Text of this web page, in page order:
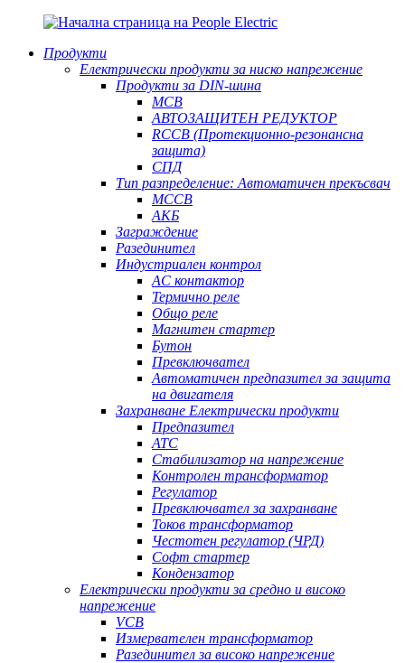
Продукти
Електрически продукти за ниско напрежение
Продукти за DIN-шина
MCB
АВТОЗАЩИТЕН РЕДУКТОР
RCCB (Протекционно-резонансна
защита)
СПД
Тип разпределение: Автоматичен прекъсвач
MCCB
АКБ
Заграждение
Разединител
Индустриален контрол
AC контактор
Термично реле
Общо реле
Магнитен стартер
Бутон
Превключвател
Автоматичен предпазител за защита
на двигателя
Захранване Електрически продукти
Предпазител
АТС
Стабилизатор на напрежение
Контролен трансформатор
Регулатор
Превключвател за захранване
Токов трансформатор
Честотен регулатор (ЧРД)
Софт стартер
Кондензатор
Електрически продукти за средно и високо
напрежение
VCB
Измервателен трансформатор
Разединител за високо напрежение